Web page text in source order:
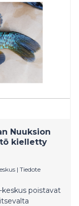
Nuuksion
kielletty
| Tiedote
keskus poistavat